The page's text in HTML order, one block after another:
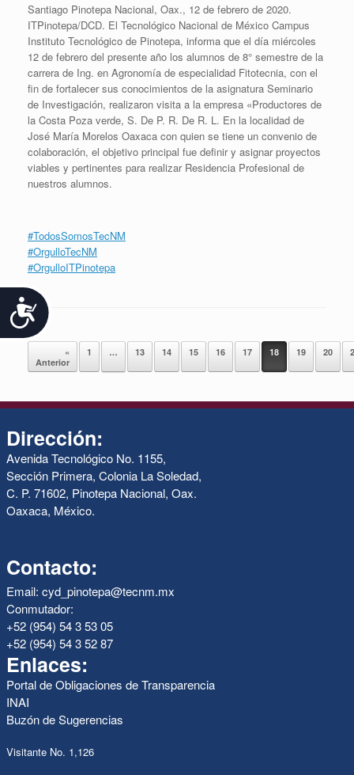
Accesibilidad
Santiago Pinotepa Nacional, Oax., 12 de febrero de 2020.
ITPinotepa/DCD. El Tecnológico Nacional de México Campus
Instituto Tecnológico de Pinotepa, informa que el día miércoles
12 de febrero del presente año los alumnos de 8° semestre de la
carrera de Ing. en Agronomía de especialidad Fitotecnia, con el
fin de fortalecer sus conocimientos de la asignatura Seminario
de Investigación, realizaron visita a la empresa «Productores de
la Costa Poza verde, S. De P. R. De R. L. En la localidad de
José María Morelos Oaxaca con quien se tiene un convenio de
colaboración, el objetivo principal fue definir y asignar proyectos
viables y pertinentes para realizar Residencia Profesional de
nuestros alumnos.
#TodosSomosTecNM
#OrgulloTecNM
#OrgulloITPinotepa
Navegador de artículos
«
Anterior
1 … 13 14 15 16 17 18 19 20
Dirección:
Avenida Tecnológico No. 1155,
Sección Primera, Colonia La Soledad,
C. P. 71602, Pinotepa Nacional, Oax.
Oaxaca, México.
Contacto:
Email: cyd_pinotepa@tecnm.mx
Conmutador:
+52 (954) 54 3 53 05
+52 (954) 54 3 52 87
Enlaces:
Portal de Obligaciones de Transparencia
INAI
Buzón de Sugerencias
Visitante No. 1,126